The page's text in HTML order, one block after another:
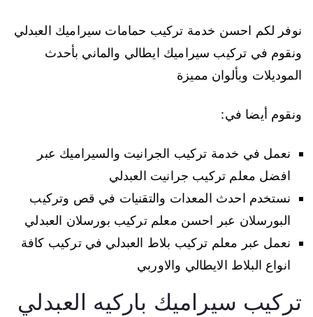
نوفر لكم احسن خدمة تركيب حمامات سيراميك العبدلي
ونقوم في تركيب سيراميك ايطالي والماني بأحدث
الموديلات وبألوان مميزة
ونقوم أيضا في:
نعمل في خدمة تركيب الجرانيت والسيراميك عبر
افضل معلم تركيب جرانيت العبدلي
نستخدم احدث المعدات والتقنيات في قص وتركيب
البورسلان عبر احسن معلم تركيب بورسلان العبدلي
نعمل عبر معلم تركيب بلاط العبدلي في تركيب كافة
انواع البلاط الايطالي والاوربي
تركيب سيراميك باركيه العبدلي